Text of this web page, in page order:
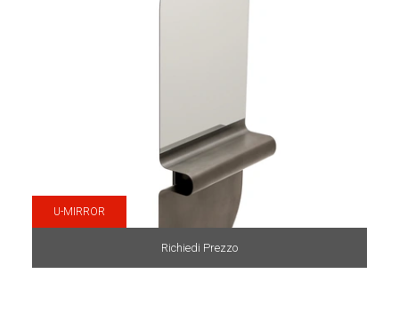
U-MIRROR
Richiedi Prezzo